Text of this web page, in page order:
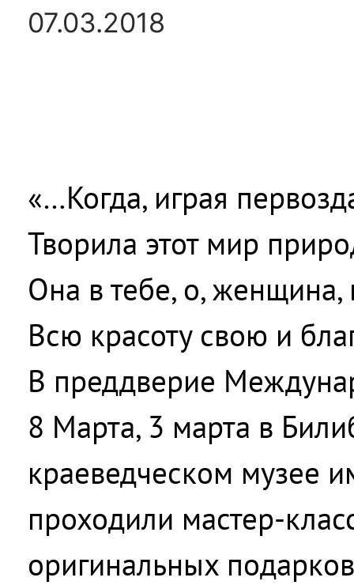
07.03.2018
«…Когда, играя
Творила этот мир
Она в тебе, о, женщина,
Всю красоту свою и
В преддверие
8 Марта, 3 марта в
краеведческом музее
проходили мастер-
оригинальных